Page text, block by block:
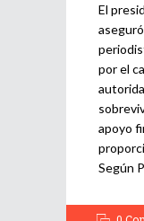
El
por el
apoyo
Según